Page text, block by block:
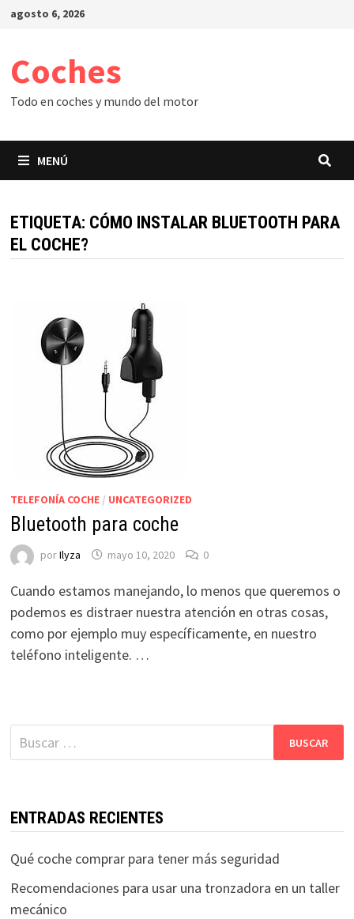
Saltar
agosto 6, 2026
Coches
Todo en coches y mundo del motor
MENÚ
ETIQUETA: CÓMO INSTALAR BLUETOOTH PARA
EL COCHE?
TELEFONÍA COCHE/ UNCATEGORIZED
Bluetooth para coche
porIlyza mayo 10, 2020 0
Cuando estamos manejando, lo menos que queremos o
podemos es distraer nuestra atención en otras cosas,
como por ejemplo muy específicamente, en nuestro
teléfono inteligente. …
Buscar:
ENTRADAS RECIENTES
Qué coche comprar para tener más seguridad
Recomendaciones para usar una tronzadora en un taller
mecánico